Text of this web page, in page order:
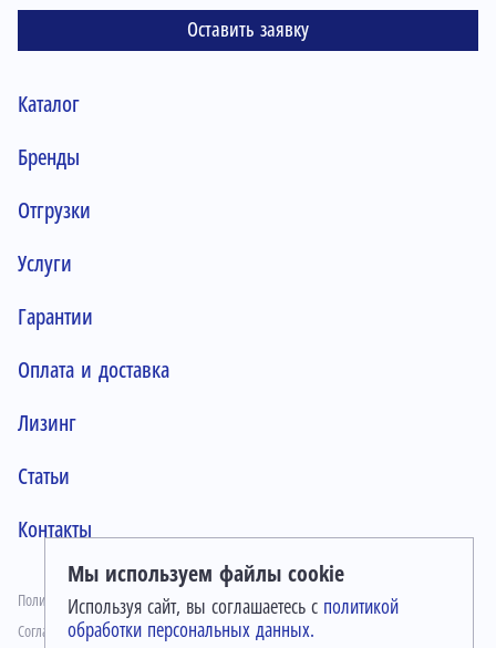
Оставить заявку
Каталог
Бренды
Отгрузки
Услуги
Гарантии
Оплата и доставка
Лизинг
Статьи
Контакты
Политика конфиденциальности
Согласие на обработку персональных данных
Мы используем файлы cookie
Используя сайт, вы соглашаетесь с политикой
обработки персональных данных.